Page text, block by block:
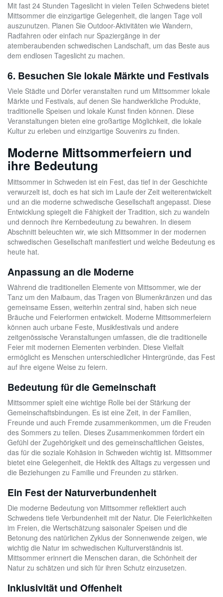
Mit fast 24 Stunden Tageslicht in vielen Teilen Schwedens bietet
Mittsommer die einzigartige Gelegenheit, die langen Tage voll
auszunutzen. Planen Sie Outdoor-Aktivitäten wie Wandern,
Radfahren oder einfach nur Spaziergänge in der
atemberaubenden schwedischen Landschaft, um das Beste aus
dem endlosen Tageslicht zu machen.
6. Besuchen Sie lokale Märkte und Festivals
Viele Städte und Dörfer veranstalten rund um Mittsommer lokale
Märkte und Festivals, auf denen Sie handwerkliche Produkte,
traditionelle Speisen und lokale Kunst finden können. Diese
Veranstaltungen bieten eine großartige Möglichkeit, die lokale
Kultur zu erleben und einzigartige Souvenirs zu finden.
Moderne Mittsommerfeiern und
ihre Bedeutung
Mittsommer in Schweden ist ein Fest, das tief in der Geschichte
verwurzelt ist, doch es hat sich im Laufe der Zeit weiterentwickelt
und an die moderne schwedische Gesellschaft angepasst. Diese
Entwicklung spiegelt die Fähigkeit der Tradition, sich zu wandeln
und dennoch ihre Kernbedeutung zu bewahren. In diesem
Abschnitt beleuchten wir, wie sich Mittsommer in der modernen
schwedischen Gesellschaft manifestiert und welche Bedeutung es
heute hat.
Anpassung an die Moderne
Während die traditionellen Elemente von Mittsommer, wie der
Tanz um den Maibaum, das Tragen von Blumenkränzen und das
gemeinsame Essen, weiterhin zentral sind, haben sich neue
Bräuche und Feierformen entwickelt. Moderne Mittsommerfeiern
können auch urbane Feste, Musikfestivals und andere
zeitgenössische Veranstaltungen umfassen, die die traditionelle
Feier mit modernen Elementen verbinden. Diese Vielfalt
ermöglicht es Menschen unterschiedlicher Hintergründe, das Fest
auf ihre eigene Weise zu feiern.
Bedeutung für die Gemeinschaft
Mittsommer spielt eine wichtige Rolle bei der Stärkung der
Gemeinschaftsbindungen. Es ist eine Zeit, in der Familien,
Freunde und auch Fremde zusammenkommen, um die Freuden
des Sommers zu teilen. Dieses Zusammenkommen fördert ein
Gefühl der Zugehörigkeit und des gemeinschaftlichen Geistes,
das für die soziale Kohäsion in Schweden wichtig ist. Mittsommer
bietet eine Gelegenheit, die Hektik des Alltags zu vergessen und
die Beziehungen zu Familie und Freunden zu stärken.
Ein Fest der Naturverbundenheit
Die moderne Bedeutung von Mittsommer reflektiert auch
Schwedens tiefe Verbundenheit mit der Natur. Die Feierlichkeiten
im Freien, die Wertschätzung saisonaler Speisen und die
Betonung des natürlichen Zyklus der Sonnenwende zeigen, wie
wichtig die Natur im schwedischen Kulturverständnis ist.
Mittsommer erinnert die Menschen daran, die Schönheit der
Natur zu schätzen und sich für ihren Schutz einzusetzen.
Inklusivität und Offenheit